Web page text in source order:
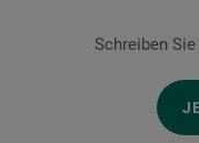
Schreiben